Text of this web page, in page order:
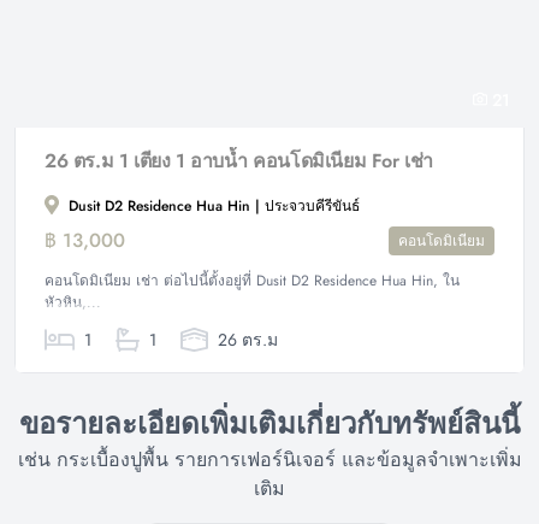
26 ตร.ม 1 เตียง 1 อาบน้ำ คอนโดมิเนียม For เช่า
Dusit D2 Residence Hua Hin | ประจวบคีรีขันธ์
฿ 13,000
คอนโดมิเนียม
คอนโดมิเนียม เช่า ต่อไปนี้ตั้งอยู่ที่ Dusit D2 Residence Hua Hin, ใน
หัวหิน,...
1 1 26 ตร.ม
ขอรายละเอียดเพิ่มเติมเกี่ยวกับทรัพย์สินนี้
เช่น กระเบื้องปูพื้น รายการเฟอร์นิเจอร์ และข้อมูลจำเพาะเพิ่ม
เติม